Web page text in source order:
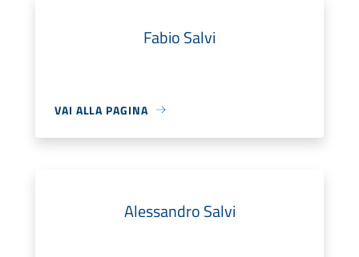
Fabio Salvi
VAI ALLA PAGINA
Alessandro Salvi